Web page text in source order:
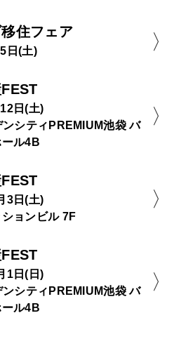
住フェア
日(土)
日(土)
シティPREMIUM池袋 バ
ール4B
3日(土)
ョンビル 7F
1日(日)
シティPREMIUM池袋 バ
ール4B